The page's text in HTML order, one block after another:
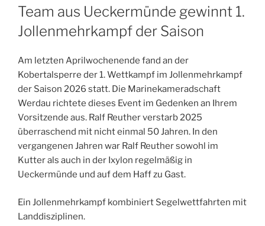
AM
Team aus Ueckermünde gewinnt 1.
Jollenmehrkampf der Saison
Am letzten Aprilwochenende fand an der
Kobertalsperre der 1. Wettkampf im Jollenmehrkampf
der Saison 2026 statt. Die Marinekameradschaft
Werdau richtete dieses Event im Gedenken an Ihrem
Vorsitzende aus. Ralf Reuther verstarb 2025
überraschend mit nicht einmal 50 Jahren. In den
vergangenen Jahren war Ralf Reuther sowohl im
Kutter als auch in der Ixylon regelmäßig in
Ueckermünde und auf dem Haff zu Gast.
Ein Jollenmehrkampf kombiniert Segelwettfahrten mit
Landdisziplinen.